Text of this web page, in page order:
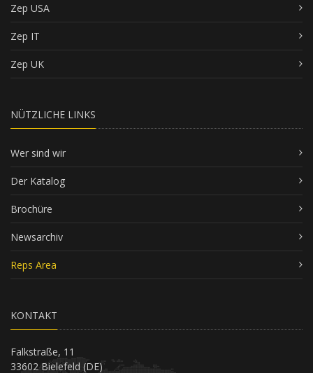
Zep USA
Zep IT
Zep UK
NÜTZLICHE LINKS
Wer sind wir
Der Katalog
Brochüre
Newsarchiv
Reps Area
KONTAKT
Falkstraße, 11
33602 Bielefeld (DE)